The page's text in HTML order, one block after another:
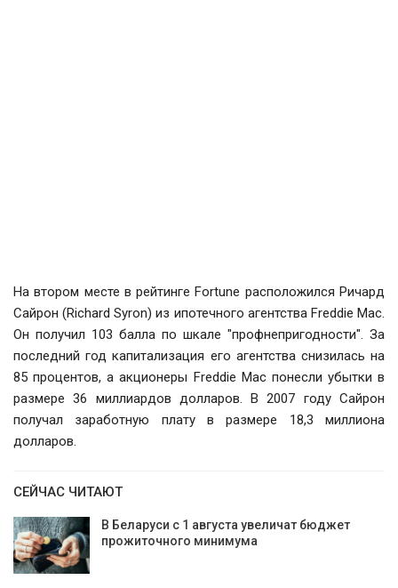
На втором месте в рейтинге Fortune расположился Ричард
Сайрон (Richard Syron) из ипотечного агентства Freddie Mac.
Он получил 103 балла по шкале "профнепригодности". За
последний год капитализация его агентства снизилась на
85 процентов, а акционеры Freddie Mac понесли убытки в
размере 36 миллиардов долларов. В 2007 году Сайрон
получал заработную плату в размере 18,3 миллиона
долларов.
СЕЙЧАС ЧИТАЮТ
В Беларуси с 1 августа увеличат бюджет
прожиточного минимума